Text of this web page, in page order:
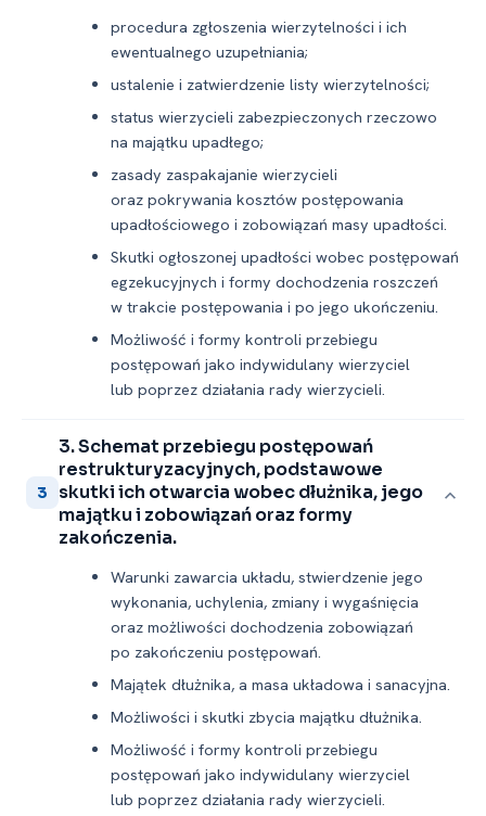
procedura zgłoszenia wierzytelności i ich
ewentualnego uzupełniania;
ustalenie i zatwierdzenie listy wierzytelności;
status wierzycieli zabezpieczonych rzeczowo
na majątku upadłego;
zasady zaspakajanie wierzycieli
oraz pokrywania kosztów postępowania
upadłościowego i zobowiązań masy upadłości.
Skutki ogłoszonej upadłości wobec postępowań
egzekucyjnych i formy dochodzenia roszczeń
w trakcie postępowania i po jego ukończeniu.
Możliwość i formy kontroli przebiegu
postępowań jako indywidulany wierzyciel
lub poprzez działania rady wierzycieli.
3
3. Schemat przebiegu postępowań
restrukturyzacyjnych, podstawowe
skutki ich otwarcia wobec dłużnika, jego
majątku i zobowiązań oraz formy
zakończenia.
Warunki zawarcia układu, stwierdzenie jego
wykonania, uchylenia, zmiany i wygaśnięcia
oraz możliwości dochodzenia zobowiązań
po zakończeniu postępowań.
Majątek dłużnika, a masa układowa i sanacyjna.
Możliwości i skutki zbycia majątku dłużnika.
Możliwość i formy kontroli przebiegu
postępowań jako indywidulany wierzyciel
lub poprzez działania rady wierzycieli.